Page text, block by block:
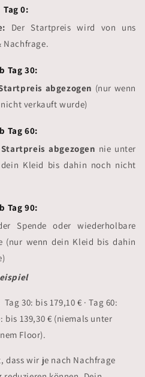
Tag 0:
Der Startpreis wird von uns
Nachfrage.
Tag 30:
abgezogen (nur wenn
verkauft wurde)
Tag 60:
abgezogen nie unter
Kleid bis dahin noch nicht
Tag 90:
Spende oder wiederholbare
(nur wenn dein Kleid bis dahin
30: bis 179,10 € · Tag 60:
bis 139,30 € (niemals unter
Floor).
dass wir je nach Nachfrage